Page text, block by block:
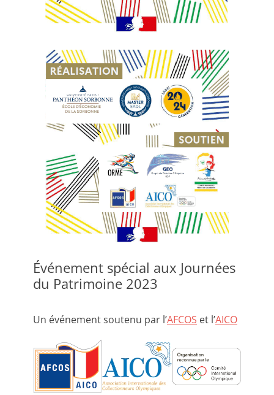
Événement spécial aux Journées
du Patrimoine 2023
Un événement soutenu par l’AFCOS et l’AICO